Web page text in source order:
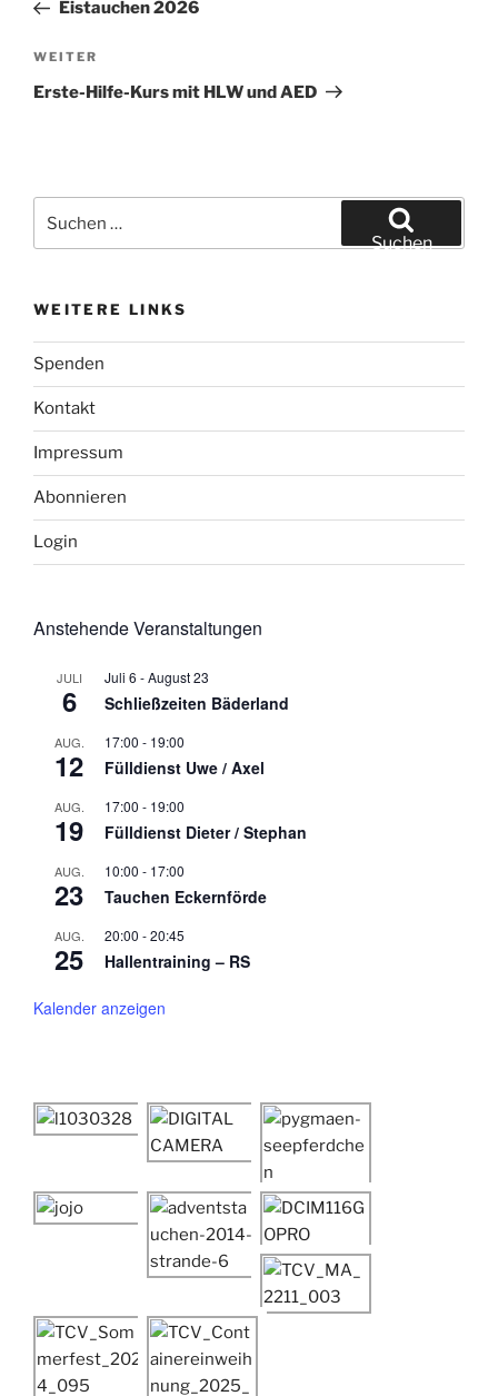
Eistauchen 2026
Nächster
Beitrag
WEITER
Erste-Hilfe-Kurs mit HLW und AED
nach:
Suchen
WEITERE LINKS
Spenden
Kontakt
Impressum
Abonnieren
Login
Anstehende Veranstaltungen
JULI
6
Juli 6 -August 23
Schließzeiten Bäderland
AUG.
12
17:00 - 19:00
Fülldienst Uwe / Axel
AUG.
19
17:00 - 19:00
Fülldienst Dieter / Stephan
AUG.
23
10:00 - 17:00
Tauchen Eckernförde
AUG.
25
20:00 -20:45
Hallentraining – RS
Kalender anzeigen